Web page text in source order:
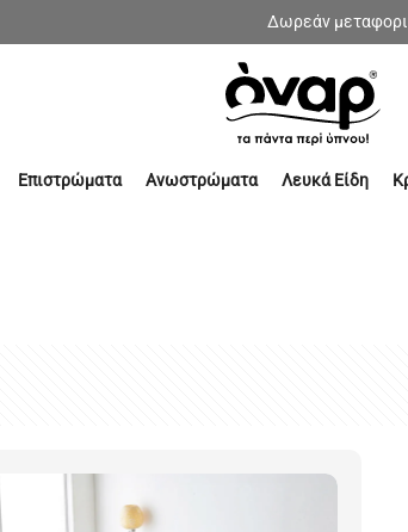
Δωρεάν
Επιστρώματα Ανωστρώματα Λευκά Είδη